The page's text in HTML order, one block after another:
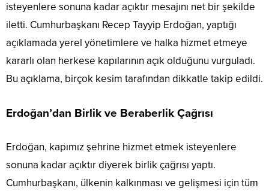
isteyenlere sonuna kadar açıktır mesajını net bir şekilde
iletti. Cumhurbaşkanı Recep Tayyip Erdoğan, yaptığı
açıklamada yerel yönetimlere ve halka hizmet etmeye
kararlı olan herkese kapılarının açık olduğunu vurguladı.
Bu açıklama, birçok kesim tarafından dikkatle takip edildi.
Erdoğan’dan Birlik ve Beraberlik Çağrısı
Erdoğan, kapımız şehrine hizmet etmek isteyenlere
sonuna kadar açıktır diyerek birlik çağrısı yaptı.
Cumhurbaşkanı, ülkenin kalkınması ve gelişmesi için tüm